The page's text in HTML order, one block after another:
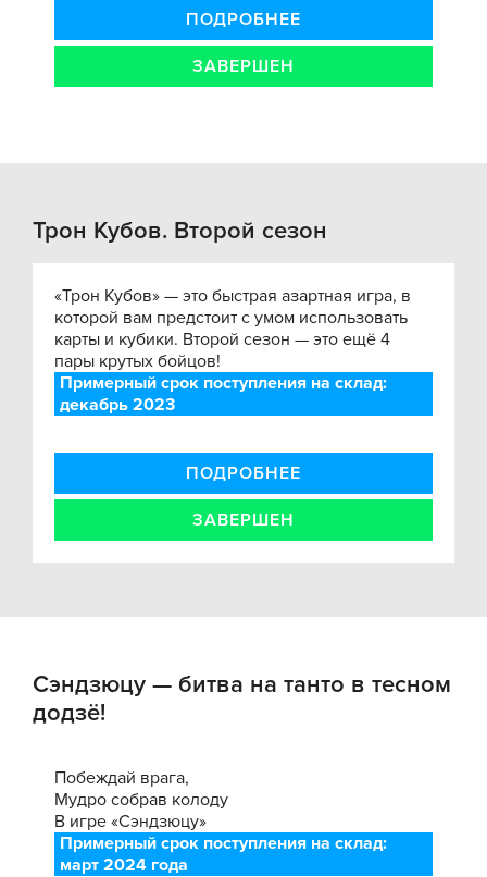
ПОДРОБНЕЕ
ЗАВЕРШЕН
Трон Кубов. Второй сезон
«Трон Кубов» — это быстрая азартная игра, в
которой вам предстоит с умом использовать
карты и кубики. Второй сезон — это ещё 4
пары крутых бойцов!
Примерный срок поступления на склад:
декабрь 2023
ПОДРОБНЕЕ
ЗАВЕРШЕН
Сэндзюцу — битва на танто в тесном
додзё!
Побеждай врага,
Мудро собрав колоду
В игре «Сэндзюцу»
Примерный срок поступления на склад:
март 2024 года